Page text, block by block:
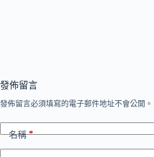
發佈留言
發佈留言必須填寫的電子郵件地址不會公開。
名稱*